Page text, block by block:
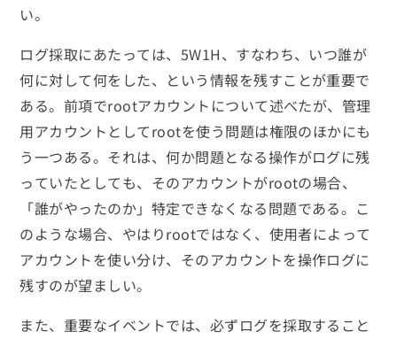
い。
ログ採取にあたっては、5W1H、すなわち、いつ誰が
何に対して何をした、という情報を残すことが重要で
ある。前項でrootアカウントについて述べたが、管理
用アカウントとしてrootを使う問題は権限のほかにも
う一つある。それは、何か問題となる操作がログに残
っていたとしても、そのアカウントがrootの場合、
「誰がやったのか」特定できなくなる問題である。こ
のような場合、やはりrootではなく、使用者によって
アカウントを使い分け、そのアカウントを操作ログに
残すのが望ましい。
また、重要なイベントでは、必ずログを採取すること